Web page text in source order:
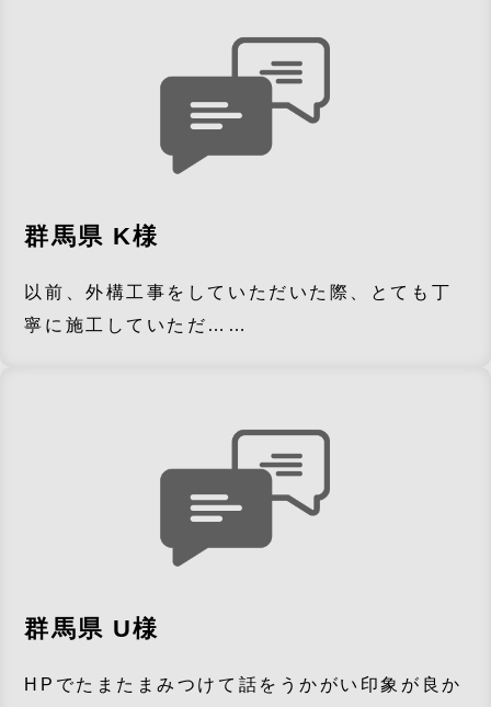
群馬県 K様
以前、外構工事をしていただいた際、とても丁
寧に施工していただ……
群馬県 U様
HPでたまたまみつけて話をうかがい印象が良か